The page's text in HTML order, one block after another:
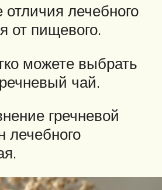
лечебного
от пищевого.
можете выбрать
чай.
гречневой
лечебного